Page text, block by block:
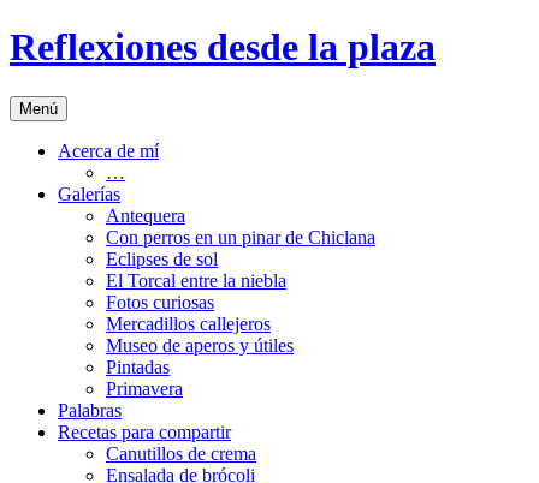
Saltar
al
Reflexiones desde la plaza
Menú
Acerca de mí
…
Galerías
Antequera
Con perros en un pinar de Chiclana
Eclipses de sol
El Torcal entre la niebla
Fotos curiosas
Mercadillos callejeros
Museo de aperos y útiles
Pintadas
Primavera
Palabras
Recetas para compartir
Canutillos de crema
Ensalada de brócoli